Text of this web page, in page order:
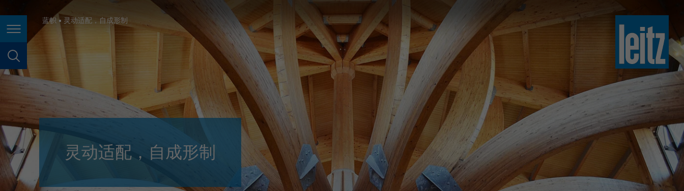
页面导航
页面搜索
France français
Great Britain english
Italia italiano
India english
Japan (日本) 日本語
english
Magyarország magyar
Malaysia english
México español
Suomi english
Taiwan english
Türkiye
USA english
Việt Nam tiếng việt
中国 中文
ประเทศไทย ไทย
Україна yкраїнська
蓝帜 灵动适配，自成形制
灵动适配，自成形制